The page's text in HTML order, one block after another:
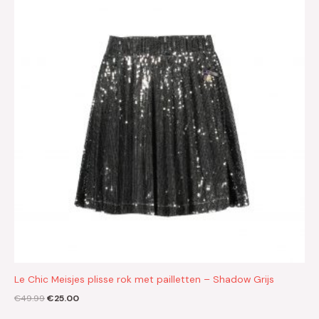
Le Chic Meisjes plisse rok met pailletten – Shadow Grijs
€49.99€25.00